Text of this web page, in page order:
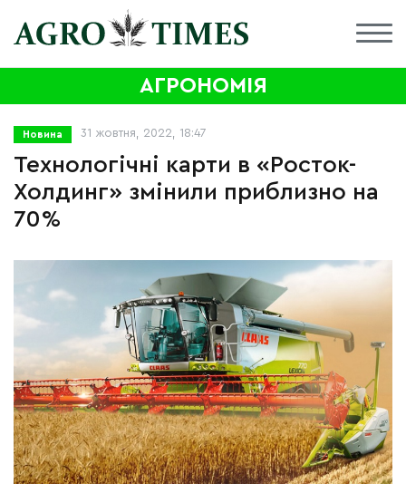
АГРОНОМІЯ
Новина 31 жовтня, 2022, 18:47
Технологічні карти в «Росток-
Холдинг» змінили приблизно на
70%